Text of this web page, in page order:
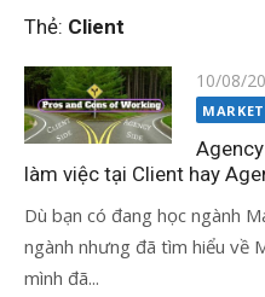
Thẻ: Client
Đăng
vào
10/08/
làm việc tại Client hay
Dù bạn có đang học ngành
ngành nhưng đã tìm hiểu về
mình đã...